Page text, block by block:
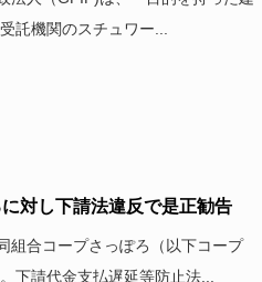
託機関のスチュワー...
対し下請法違反で是正勧告
組合コープさっぽろ（以下コープ
下請代金支払遅延等防止法...